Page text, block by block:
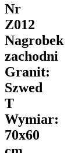
Nr
Z012
Nagrobek
zachodni
Granit:
Szwed
T
Wymiar:
70x60